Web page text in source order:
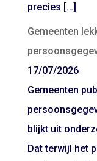
precies […]
Gemeenten
17/07/2026
Gemeenten
blijkt uit
Dat terwijl het